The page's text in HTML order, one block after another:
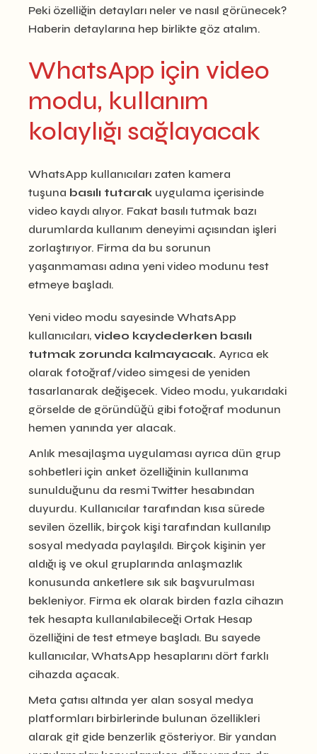
Peki özelliğin detayları neler ve nasıl görünecek?
Haberin detaylarına hep birlikte göz atalım.
WhatsApp için video
modu, kullanım
kolaylığı sağlayacak
WhatsApp kullanıcıları zaten kamera
tuşuna basılı tutarak uygulama içerisinde
video kaydı alıyor. Fakat basılı tutmak bazı
durumlarda kullanım deneyimi açısından işleri
zorlaştırıyor. Firma da bu sorunun
yaşanmaması adına yeni video modunu test
etmeye başladı.
Yeni video modu sayesinde WhatsApp
kullanıcıları, video kaydederken basılı
tutmak zorunda kalmayacak. Ayrıca ek
olarak fotoğraf/video simgesi de yeniden
tasarlanarak değişecek. Video modu, yukarıdaki
görselde de göründüğü gibi fotoğraf modunun
hemen yanında yer alacak.
Anlık mesajlaşma uygulaması ayrıca dün grup
sohbetleri için anket özelliğinin kullanıma
sunulduğunu da resmi Twitter hesabından
duyurdu. Kullanıcılar tarafından kısa sürede
sevilen özellik, birçok kişi tarafından kullanılıp
sosyal medyada paylaşıldı. Birçok kişinin yer
aldığı iş ve okul gruplarında anlaşmazlık
konusunda anketlere sık sık başvurulması
bekleniyor. Firma ek olarak birden fazla cihazın
tek hesapta kullanılabileceği Ortak Hesap
özelliğini de test etmeye başladı. Bu sayede
kullanıcılar, WhatsApp hesaplarını dört farklı
cihazda açacak.
Meta çatısı altında yer alan sosyal medya
platformları birbirlerinde bulunan özellikleri
alarak git gide benzerlik gösteriyor. Bir yandan